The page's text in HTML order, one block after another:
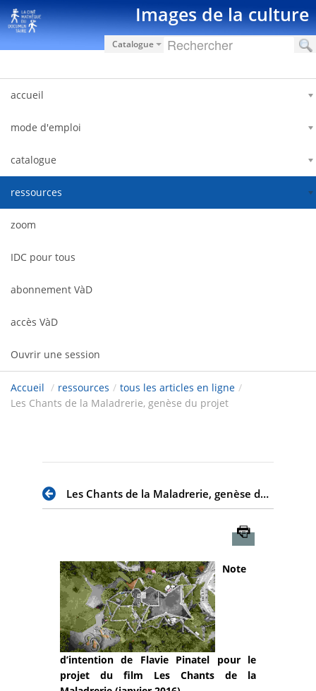
Saut au contenu Images de la culture
Catalogue
accueil
mode d'emploi
catalogue
ressources
zoom
IDC pour tous
abonnement VàD
accès VàD
Ouvrir une session
Accueil / ressources / tous les articles en ligne /
Les Chants de la Maladrerie, genèse du projet
Les Chants de la Maladrerie, genèse du projet
Note
d’intention de Flavie Pinatel pour le
projet du film Les Chants de la